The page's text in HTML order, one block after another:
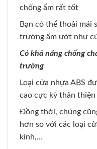
chống ẩm rất tốt
Bạn có thể thoải mái
trường ẩm ướt như
Có khả năng chống
trường
Loại cửa nhựa ABS
cao cực kỳ thân
Đồng thời, chúng
hơn so với các loại
kính,…